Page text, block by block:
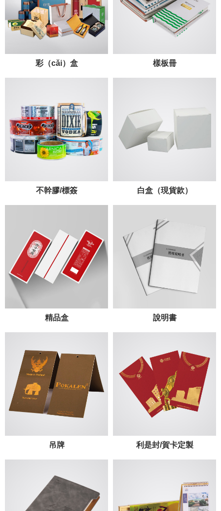
彩（cǎi）盒 樣板冊
不幹膠/標簽 白盒（現貨款）
精品盒 說明書
吊牌 利是封/賀卡定製